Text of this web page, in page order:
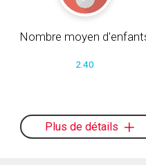
Nombre moyen
2.40
Plus de détails